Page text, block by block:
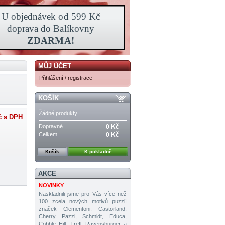
s DPH
MŮJ ÚČET
Přihlášení / registrace
KOŠÍK
Žádné produkty
Dopravné 0 Kč
Celkem 0 Kč
Košík K pokladně
AKCE
NOVINKY
Naskladnili jsme pro Vás více než
100 zcela nových motivů puzzlí
značek Clementoni, Castorland,
Cherry Pazzi, Schmidt, Educa,